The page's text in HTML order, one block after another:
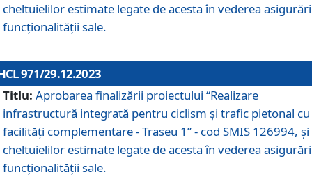
cheltuielilor estimate legate de acesta în vederea
funcționalității sale.
971/29.12.2023
Titlu: Aprobarea finalizării proiectului “Realizare
infrastructură integrată pentru ciclism şi trafic pietonal cu
facilităţi complementare - Traseu 1” - cod SMIS 126994, și
cheltuielilor estimate legate de acesta în vederea
funcționalității sale.